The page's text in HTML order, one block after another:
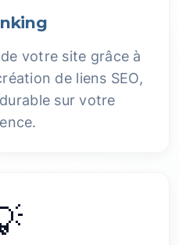
votre site grâce à
de liens SEO,
sur votre